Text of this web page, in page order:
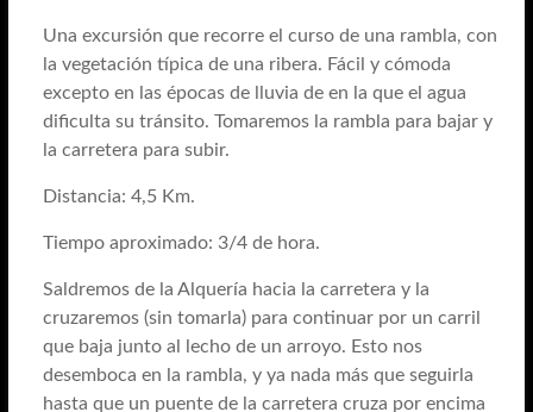
Una excursión que recorre el curso de una rambla, con
la vegetación típica de una ribera. Fácil y cómoda
excepto en las épocas de lluvia de en la que el agua
dificulta su tránsito. Tomaremos la rambla para bajar y
la carretera para subir.
Distancia: 4,5 Km.
Tiempo aproximado: 3/4 de hora.
Saldremos de la Alquería hacia la carretera y la
cruzaremos (sin tomarla) para continuar por un carril
que baja junto al lecho de un arroyo. Esto nos
desemboca en la rambla, y ya nada más que seguirla
hasta que un puente de la carretera cruza por encima